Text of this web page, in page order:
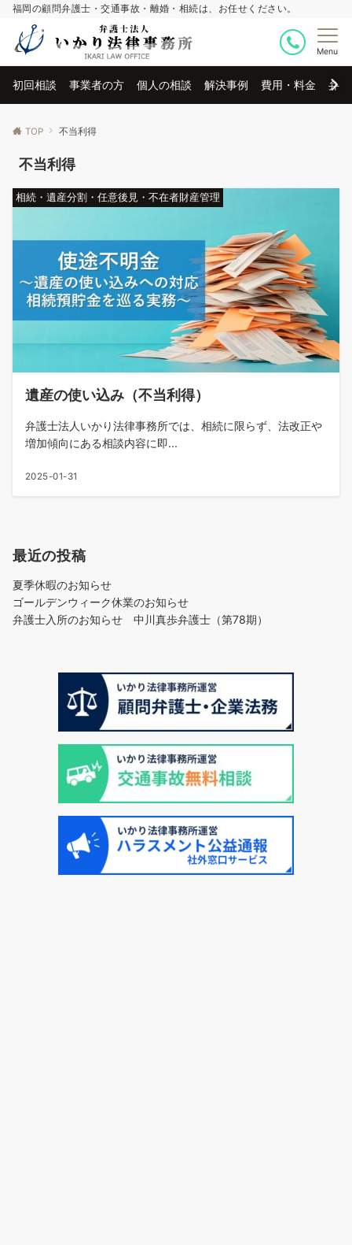
福岡の顧問弁護士・交通事故・離婚・相続は、お任せください。
Menu
初回相談 事業者の方 個人の相談 解決事例 費用・料金 弁
TOP 不当利得
不当利得
相続・遺産分割・任意後見・不在者財産管理
遺産の使い込み（不当利得）
弁護士法人いかり法律事務所では、相続に限らず、法改正や
増加傾向にある相談内容に即...
2025-01-31
最近の投稿
夏季休暇のお知らせ
ゴールデンウィーク休業のお知らせ
弁護士入所のお知らせ 中川真歩弁護士（第78期）